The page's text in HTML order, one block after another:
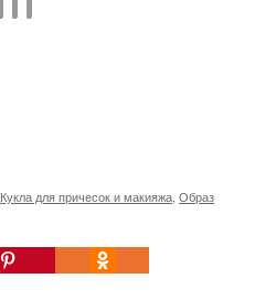
Кукла для причесок и макияжа, Образ